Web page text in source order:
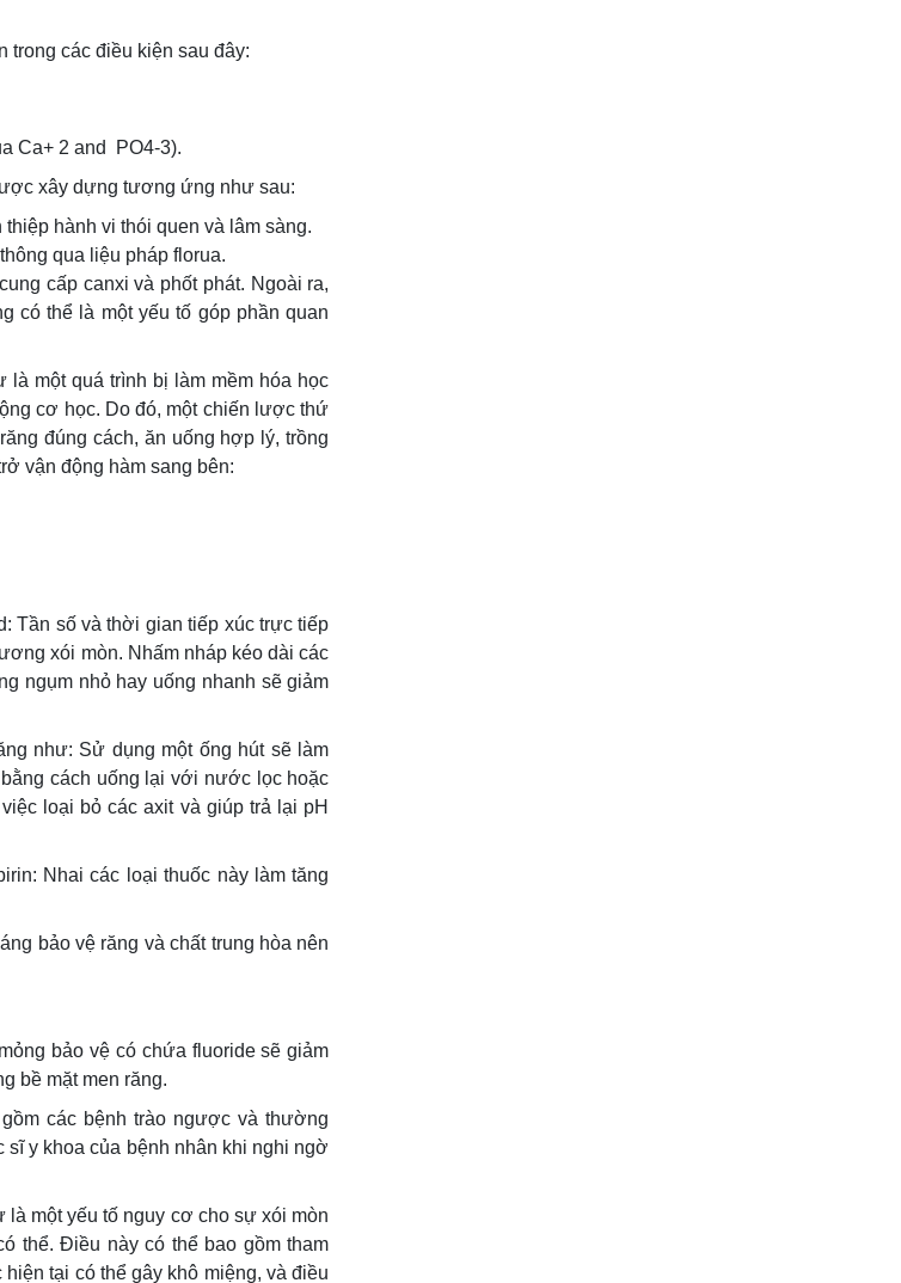
trong các điều kiện sau đây:
Ca+ 2 and PO4-3).
xây dựng tương ứng như sau:
hành vi thói quen và lâm sàng.
qua liệu pháp florua.
cấp canxi và phốt phát. Ngoài ra,
có thể là một yếu tố góp phần quan
một quá trình bị làm mềm hóa học
cơ học. Do đó, một chiến lược thứ
đúng cách, ăn uống hợp lý, trồng
vận động hàm sang bên:
Tần số và thời gian tiếp xúc trực tiếp
xói mòn. Nhấm nháp kéo dài các
ngụm nhỏ hay uống nhanh sẽ giảm
như: Sử dụng một ống hút sẽ làm
cách uống lại với nước lọc hoặc
loại bỏ các axit và giúp trả lại pH
Nhai các loại thuốc này làm tăng
bảo vệ răng và chất trung hòa nên
bảo vệ có chứa fluoride sẽ giảm
bề mặt men răng.
các bệnh trào ngược và thường
y khoa của bệnh nhân khi nghi ngờ
một yếu tố nguy cơ cho sự xói mòn
thể. Điều này có thể bao gồm tham
tại có thể gây khô miệng, và điều